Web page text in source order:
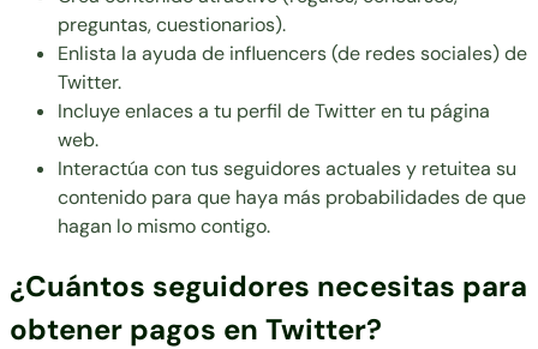
preguntas, cuestionarios).
Enlista la ayuda de influencers (de redes sociales) de
Twitter.
Incluye enlaces a tu perfil de Twitter en tu página
web.
Interactúa con tus seguidores actuales y retuitea su
contenido para que haya más probabilidades de que
hagan lo mismo contigo.
¿Cuántos seguidores necesitas para
obtener pagos en Twitter?